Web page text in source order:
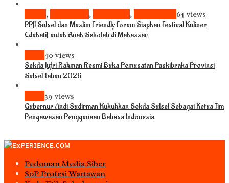
, , , 64 views
PPJI Sulsel dan Muslim Friendly Forum Siapkan Festival Kuliner
Edukatif untuk Anak Sekolah di Makassar
40 views
Sekda Jufri Rahman Resmi Buka Pemusatan Paskibraka Provinsi
Sulsel Tahun 2026
39 views
Gubernur Andi Sudirman Kukuhkan Sekda Sulsel Sebagai Ketua Tim
Pengawasan Penggunaan Bahasa Indonesia
Pedoman Media Siber
S0P Profesi Wartawan